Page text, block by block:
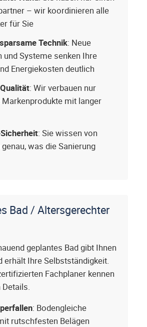
– wir koordinieren alle
für Sie
Technik: Neue
und Systeme senken Ihre
Energiekosten deutlich
: Wir verbauen nur
Markenprodukte mit langer
: Sie wissen von
was die Sanierung
Bad / Altersgerechter
geplantes Bad gibt Ihnen
erhält Ihre Selbstständigkeit.
Fachplaner kennen
: Bodengleiche
rutschfesten Belägen